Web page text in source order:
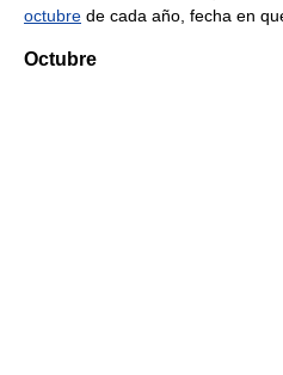
octubre de cada año, fecha en
Octubre